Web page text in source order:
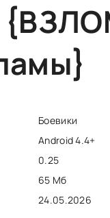
Боевики
Android 4.4+
0.25
65 Мб
24.05.2026